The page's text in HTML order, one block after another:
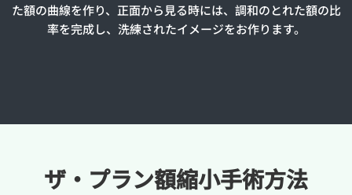
た額の曲線を作り、正面から見る時には、調和のとれた額の比
率を完成し、洗練されたイメージをお作ります。
ザ・プラン額縮小手術方法